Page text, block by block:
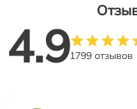
4.91799 отзывов